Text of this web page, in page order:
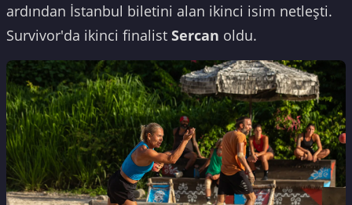
ardından İstanbul biletini alan ikinci isim netleşti.
Survivor'da ikinci finalist Sercan oldu.